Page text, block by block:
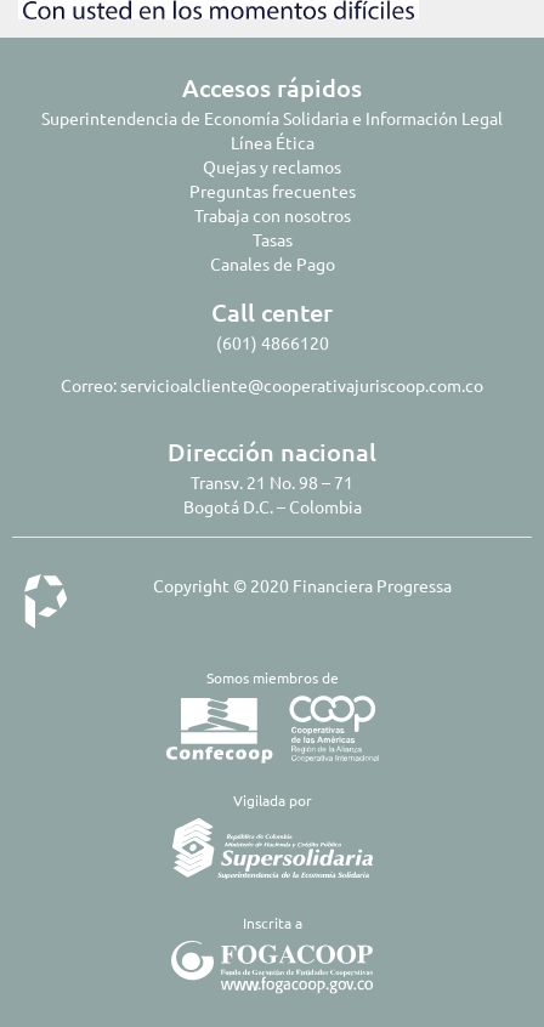
Accesos rápidos
Superintendencia de Economía Solidaria e Información Legal
Línea Ética
Quejas y reclamos
Preguntas frecuentes
Trabaja con nosotros
Tasas
Canales de Pago
Call center
(601) 4866120
Correo:servicioalcliente@cooperativajuriscoop.com.co
Dirección nacional
Transv. 21 No. 98 – 71
Bogotá D.C. – Colombia
Copyright © 2020 Financiera Progressa
Somos miembros de
​Vigilada por
Inscrita a